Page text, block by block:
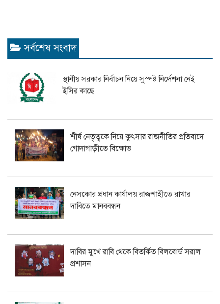
সর্বশেষ সংবাদ
স্থানীয় সরকার নির্বাচন নিয়ে সুস্পষ্ট নির্দেশনা নেই
ইসির কাছে
শীর্ষ নেতৃত্বকে নিয়ে কুৎসার রাজনীতির প্রতিবাদে
গোদাগাড়ীতে বিক্ষোভ
নেসকোর প্রধান কার্যালয় রাজশাহীতে রাখার
দাবিতে মানববন্ধন
দাবির মুখে রাবি থেকে বিতর্কিত বিলবোর্ড সরাল
প্রশাসন